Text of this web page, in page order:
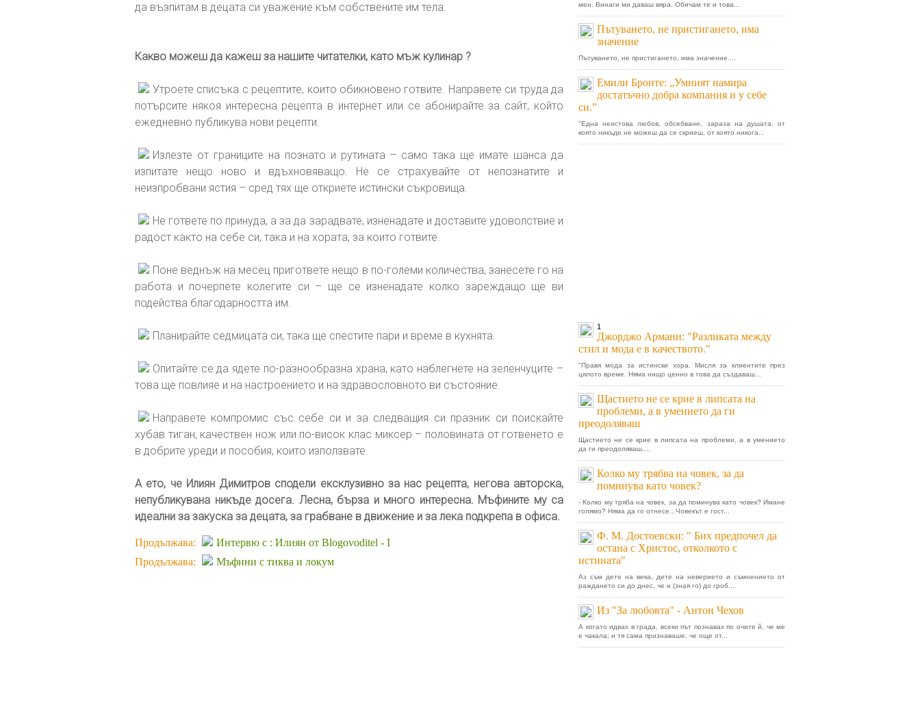
да възпитам в децата си уважение към собствените им тела.
Какво можеш да кажеш за нашите читателки, като мъж кулинар ?
Утроете списъка с рецептите, които обикновено готвите. Направете си труда да
потърсите някоя интересна рецепта в интернет или се абонирайте за сайт, който
ежедневно публикува нови рецепти.
Излезте от границите на познато и рутината – само така ще имате шанса да
изпитате нещо ново и вдъхновяващо. Не се страхувайте от непознатите и
неизпробвани ястия – сред тях ще откриете истински съкровища.
Не гответе по принуда, а за да зарадвате, изненадате и доставите удоволствие и
радост както на себе си, така и на хората, за които готвите.
Поне веднъж на месец пригответе нещо в по-големи количества, занесете го на
работа и почерпете колегите си – ще се изненадате колко зареждащо ще ви
подейства благодарността им.
Планирайте седмицата си, така ще спестите пари и време в кухнята.
Опитайте се да ядете по-разнообразна храна, като наблегнете на зеленчуците –
това ще повлияе и на настроението и на здравословното ви състояние.
Направете компромис със себе си и за следващия си празник си поискайте
хубав тиган, качествен нож или по-висок клас миксер – половината от готвенето е
в добрите уреди и пособия, които използвате.
А ето, че Илиян Димитров сподели ексклузивно за нас рецепта, негова авторска,
непубликувана никъде досега. Лесна, бърза и много интересна. Мъфините му са
идеални за закуска за децата, за грабване в движение и за лека подкрепа в офиса.
Продължава:
Интервю с : Илиян от Blogovoditel - I
Продължава:
Мъфини с тиква и локум
мен. Винаги ми даваш вяра. Обичам те и това...
Пътуването, не пристигането, има
значение
Пътуването, не пристигането, има значение....
Емили Бронте: „Умният намира
достатъчно добра компания и у себе
си.”
"Една неистова любов, обсебване, зараза на душата, от
която никъде не можеш да се скриеш, от която никога...
1
Джорджо Армани: "Разликата между
стил и мода е в качеството."
"Правя мода за истински хора. Мисля за клиентите през
цялото време. Няма нищо ценно в това да създаваш...
Щастието не се крие в липсата на
проблеми, а в умението да ги
преодоляваш
Щастието не се крие в липсата на проблеми, а в умението
да ги преодоляваш....
Колко му трябва на човек, за да
поминува като човек?
- Колко му тряба на човек, за да поминува като човек? Имане
голямо? Няма да го отнесе...Човекът е гост...
Ф. М. Достоевски: " Бих предпочел да
остана с Христос, отколкото с
истината"
Аз съм дете на века, дете на неверието и съмнението от
раждането си до днес, че и (зная го) до гроб....
Из "За любовта" - Антон Чехов
А когато идвах в града, всеки път познавах по очите й, че ме
е чакала; и тя сама признаваше, че още от...